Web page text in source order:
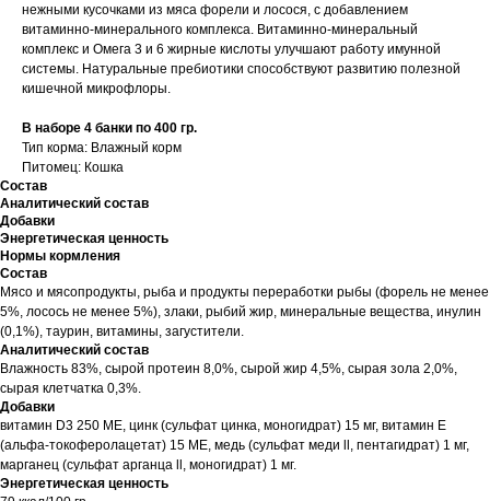
нежными кусочками из мяса форели и лосося, с добавлением
витаминно-минерального комплекса. Витаминно-минеральный
комплекс и Омега 3 и 6 жирные кислоты улучшают работу имунной
системы. Натуральные пребиотики способствуют развитию полезной
кишечной микрофлоры.
В наборе 4 банки по 400 гр.
Тип корма: Влажный корм
Питомец: Кошка
Состав
Аналитический состав
Добавки
Энергетическая ценность
Нормы кормления
Состав
Мясо и мясопродукты, рыба и продукты переработки рыбы (форель не менее
5%, лосось не менее 5%), злаки, рыбий жир, минеральные вещества, инулин
(0,1%), таурин, витамины, загустители.
Аналитический состав
Влажность 83%, сырой протеин 8,0%, сырой жир 4,5%, сырая зола 2,0%,
сырая клетчатка 0,3%.
Добавки
витамин D3 250 МЕ, цинк (сульфат цинка, моногидрат) 15 мг, витамин Е
(альфа-токоферолацетат) 15 МЕ, медь (сульфат меди ll, пентагидрат) 1 мг,
марганец (сульфат арганца ll, моногидрат) 1 мг.
Энергетическая ценность